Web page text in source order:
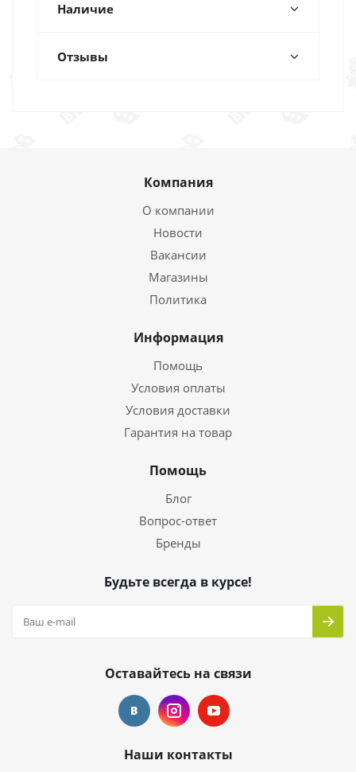
Наличие
Отзывы
Компания
О компании
Новости
Вакансии
Магазины
Политика
Информация
Помощь
Условия оплаты
Условия доставки
Гарантия на товар
Помощь
Блог
Вопрос-ответ
Бренды
Будьте всегда в курсе!
Оставайтесь на связи
Наши контакты